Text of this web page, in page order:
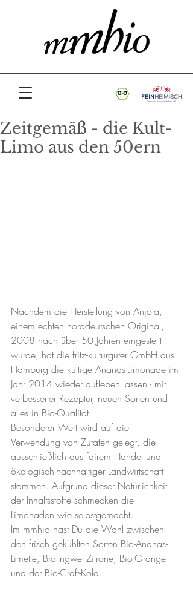
Zeitgemäß - die Kult-
Limo aus den 50ern
Nachdem die Herstellung von Anjola,
einem echten norddeutschen Original,
2008 nach über 50 Jahren eingestellt
wurde, hat die fritz-kulturgüter GmbH aus
Hamburg die kultige Ananas-Limonade im
Jahr 2014 wieder aufleben lassen - mit
verbesserter Rezeptur, neuen Sorten und
alles in Bio-Qualität.
Besonderer Wert wird auf die
Verwendung von Zutaten gelegt, die
ausschließlich aus fairem Handel und
ökologisch-nachhaltiger Landwirtschaft
stammen. Aufgrund dieser Natürlichkeit
der Inhaltsstoffe schmecken die
Limonaden wie selbstgemacht.
Im mmhio hast Du die Wahl zwischen
den frisch gekühlten Sorten Bio-Ananas-
Limette, Bio-Ingwer-Zitrone, Bio-Orange
und der Bio-Craft-Kola.